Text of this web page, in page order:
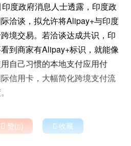
度政府消息人士透露，印度政
洽谈，拟允许将Alipay+与印度
境交易。若洽谈达成共识，印
到商家有Alipay+标识，就能像
自己习惯的本地支付应用付
信用卡，大幅简化跨境支付流
 赞()  收藏